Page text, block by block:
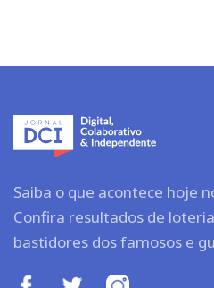
Saiba o que acontece hoje
Confira resultados de
bastidores dos famosos e